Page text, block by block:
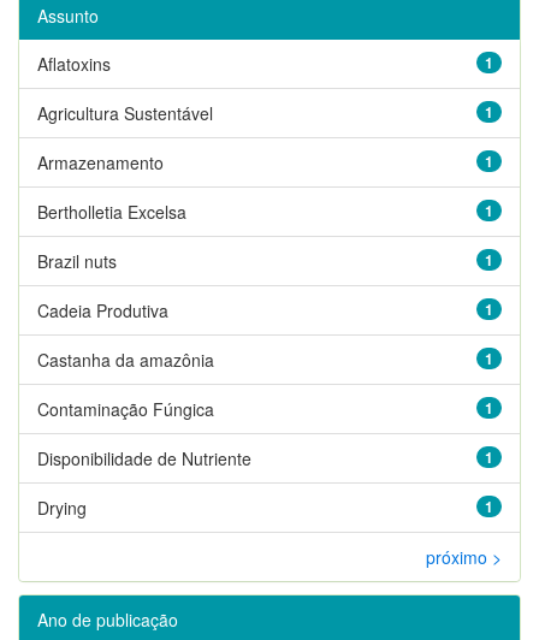
Assunto
1
Aflatoxins
1
Agricultura Sustentável
1
Armazenamento
1
Bertholletia Excelsa
1
Brazil nuts
1
Cadeia Produtiva
1
Castanha da amazônia
1
Contaminação Fúngica
1
Disponibilidade de Nutriente
1
Drying
próximo >
Ano de publicação